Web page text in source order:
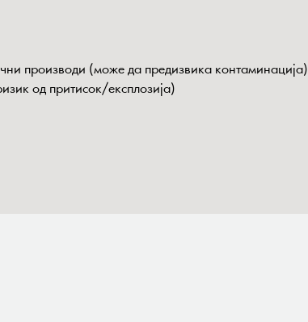
производи (може да предизвика контаминација)
од притисок/експлозија)